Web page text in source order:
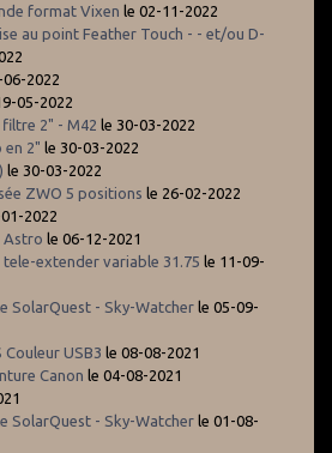
format Vixen le 02-11-2022
au point Feather Touch - - et/ou D-
06-2022
05-2022
2" - M42 le 30-03-2022
en 2" le 30-03-2022
le 30-03-2022
ZWO 5 positions le 26-02-2022
2022
Astro le 06-12-2021
extender variable 31.75 le 11-09-
SolarQuest - Sky-Watcher le 05-09-
Couleur USB3 le 08-08-2021
Canon le 04-08-2021
SolarQuest - Sky-Watcher le 01-08-